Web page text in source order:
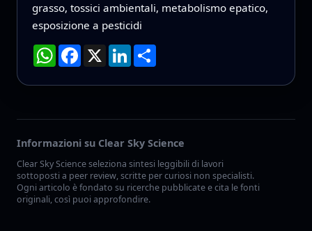
grasso, tossici ambientali, metabolismo epatico,
esposizione a pesticidi
WhatsApp
Facebook
X LinkedInCondividi
Informazioni su Clear Sky Science
Clear Sky Science seleziona sintesi leggibili di lavori
sottoposti a peer review, scritte per curiosi non specialisti.
Ogni articolo è fondato su ricerche pubblicate e cita le fonti
originali, così puoi approfondire.